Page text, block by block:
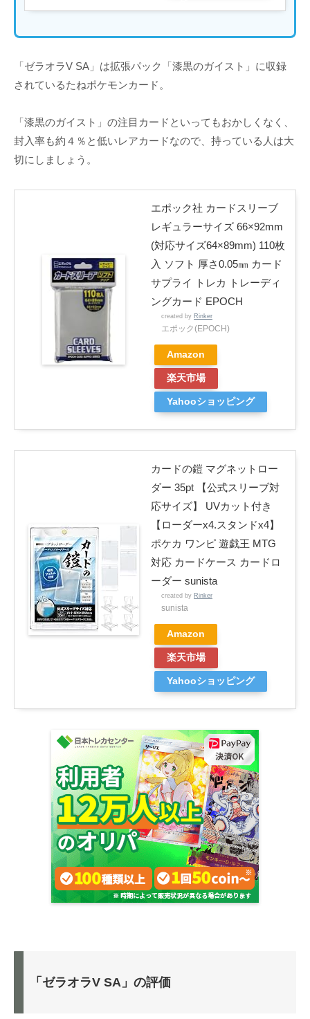
「ゼラオラV SA」は拡張パック「漆黒のガイスト」に収録
されているたねポケモンカード。
「漆黒のガイスト」の注目カードといってもおかしくなく、
封入率も約４％と低いレアカードなので、持っている人は大
切にしましょう。
エポック社 カードスリーブ
レギュラーサイズ 66×92mm
(対応サイズ64×89mm) 110枚
入 ソフト 厚さ0.05㎜ カード
サプライ トレカ トレーディ
ングカード EPOCH
created by Rinker
エポック(EPOCH)
Amazon
楽天市場
Yahooショッピング
カードの鎧 マグネットロー
ダー 35pt 【公式スリーブ対
応サイズ】 UVカット付き
【ローダーx4.スタンドx4】
ポケカ ワンピ 遊戯王 MTG
対応 カードケース カードロ
ーダー sunista
created by Rinker
sunista
Amazon
楽天市場
Yahooショッピング
「ゼラオラV SA」の評価